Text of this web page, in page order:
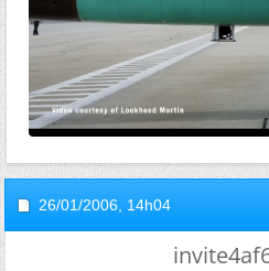
26/01/2006, 14h04